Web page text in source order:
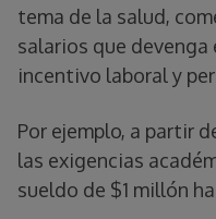
tema de la salud,
salarios que
incentivo laboral y
Por ejemplo, a partir
las exigencias
sueldo de $1 millón